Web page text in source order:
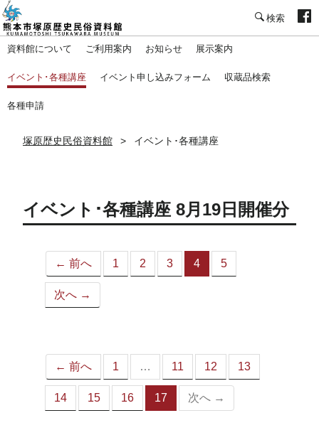
資料館について ご利用案内 お知らせ 展示案内
イベント･各種講座 イベント申し込みフォーム 収蔵品検索
各種申請
塚原歴史民俗資料館 イベント･各種講座
イベント･各種講座 8月19日開催分
← 前へ 1 2 3 4
（こ
5
次へ →
← 前へ 1 … 11 12 13
14 15 16 17
（こ
次へ →